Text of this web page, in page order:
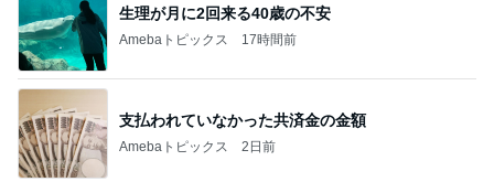
ひとり親の毎年の憂鬱な手続き
Amebaトピックス 1日前